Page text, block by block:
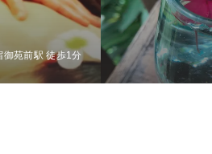
御苑前駅 徒歩1分